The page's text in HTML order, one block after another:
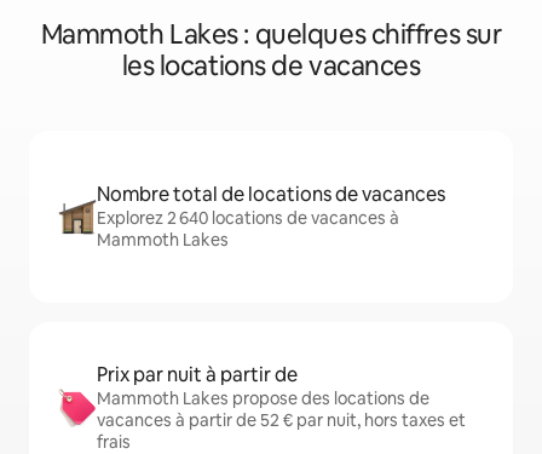
Mammoth Lakes : quelques chiffres sur
les locations de vacances
Nombre total de locations de vacances
Explorez 2 640 locations de vacances à
Mammoth Lakes
Prix par nuit à partir de
Mammoth Lakes propose des locations de
vacances à partir de 52 € par nuit, hors taxes et
frais